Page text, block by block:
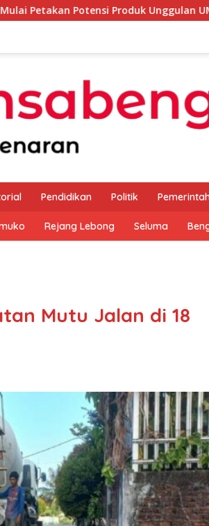
Produk Unggulan UMKM Melalui
Pendidikan Politik
Rejang Lebong Seluma
Mutu Jalan di 18